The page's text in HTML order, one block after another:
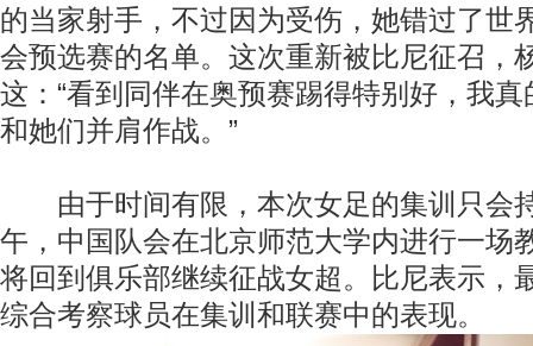
的当家射手，不过因为受伤，她错过了世
会预选赛的名单。这次重新被比尼征召，
这：“看到同伴在奥预赛踢得特别好，我
和她们并肩作战。”
由于时间有限，本次女足的集训只会
午，中国队会在北京师范大学内进行一场
将回到俱乐部继续征战女超。比尼表示，
综合考察球员在集训和联赛中的表现。
动物系恋人啊 | 钟欣潼体验爱情哲学 南